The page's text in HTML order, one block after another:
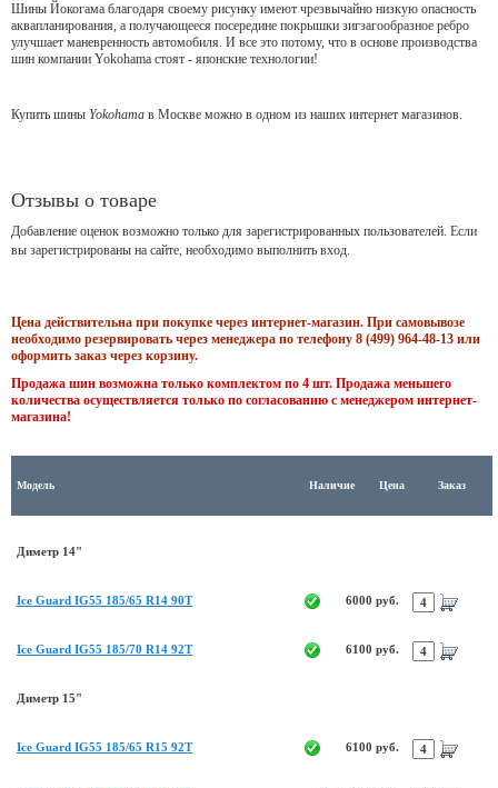
Шины Йокогама благодаря своему рисунку имеют чрезвычайно низкую опасность
аквапланирования, а получающееся посередине покрышки зигзагообразное ребро
улучшает маневренность автомобиля. И все это потому, что в основе производства
шин компании Yokohama стоят - японские технологии!
Купить шины Yokohama в Москве можно в одном из наших интернет магазинов.
Отзывы о товаре
Добавление оценок возможно только для зарегистрированных пользователей. Если
вы зарегистрированы на сайте, необходимо выполнить вход.
Цена действительна при покупке через интернет-магазин. При самовывозе
необходимо резервировать через менеджера по телефону 8 (499) 964-48-13 или
оформить заказ через корзину.
Продажа шин возможна только комплектом по 4 шт. Продажа меньшего
количества осуществляется только по согласованию с менеджером интернет-
магазина!
Модель Наличие Цена Заказ
Диметр 14"
Ice Guard IG55 185/65 R14 90T 6000 руб.
Ice Guard IG55 185/70 R14 92T 6100 руб.
Диметр 15"
Ice Guard IG55 185/65 R15 92T 6100 руб.